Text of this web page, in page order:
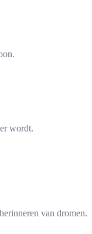
wordt.
van dromen.